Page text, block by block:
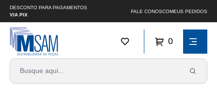
DESCONTO PARA PAGAMENTOS
VIA PIX
FALE CONOSCOMEUS PEDIDOS
0